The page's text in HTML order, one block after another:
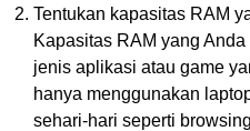
Tentukan kapasitas RAM
Kapasitas RAM yang
jenis aplikasi atau game
hanya menggunakan
sehari-hari seperti